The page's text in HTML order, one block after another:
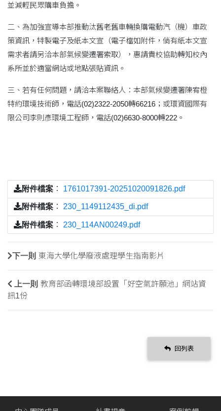
並減輕民眾購車負擔。
二、為加強宣導本部推動汰舊老舊車輛換購電動汽（機）車政
策資訊，特製電子及紙本文宣（電子檔如附件，倘有紙本文宣
需求者請另洽本部氣候變遷署索取），惠請貴校協助轉知校內
系所並於適當網站或地點張貼資訊。
三、若有任何問題，請洽本案聯絡人：本部氣候變遷署陳宥橙
特約環境技術師，電話(02)2322-2050轉66216；或環資國際有
限公司李則彥環境工程師，電話(02)6630-8000轉222。
附件檔案 ： 1761017391-20251020091826.pdf
附件檔案 ： 230_1149112435_di.pdf
附件檔案 ： 230_114AN00249.pdf
下一則 東海大學化學廢液處理學生指南影片
上一則 教育部函轉環境部設置「好空氣許願池」網站資
訊1份
回列表